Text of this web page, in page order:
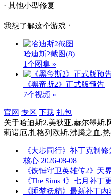
· 其他小型修复
我想了解这个游戏：
哈迪斯2截图(8)
1个图集 »
《黑帝斯2》正式版预告
7个视频 »
官网 专区 下载 礼包
关于哈迪斯2,美狄亚,赫尔墨斯,
莉诺厄,扎格列欧斯,沸腾之血,
《大步同行》补丁克制
核心 2026-08-08
《铁锤守卫英雄传2》天
《The Sims 4》七月补丁
《睡梦妖精》最新补丁內